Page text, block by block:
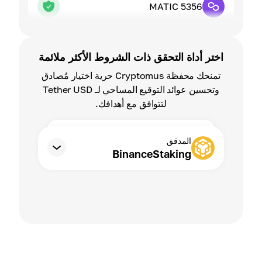
5356 MATIC
المدقق
BinanceStaking
اختر أداة التحقق ذات الشروط الأكثر ملائمة
تمنحك محفظة Cryptomus حرية اختيار مُصادق
وتحسين عوائد التوقيع المساحي لـ Tether USD
لتتوافق مع أهدافك.